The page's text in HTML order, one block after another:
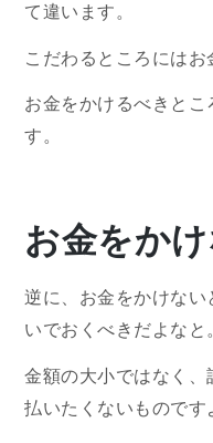
て違います。
こだわるところにはお
お金をかけるべきと
す。
お金をか
逆に、お金をかけな
いでおくべきだよなと
金額の大小ではなく、
払いたくないものです